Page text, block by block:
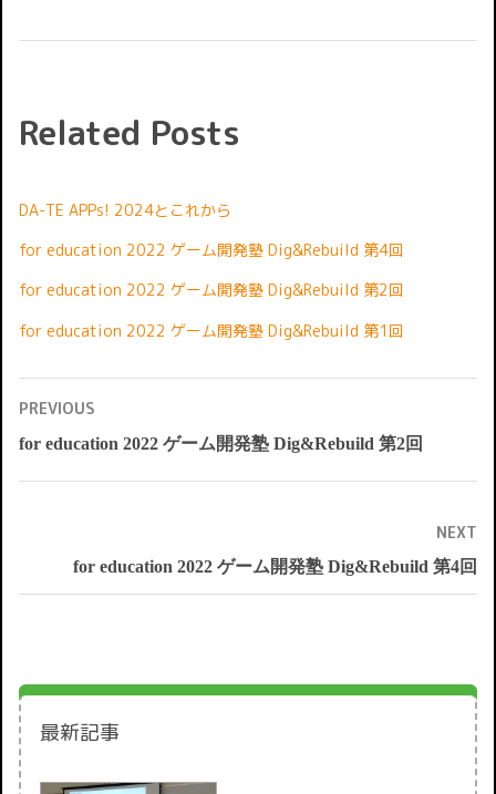
Related Posts
DA-TE APPs! 2024とこれから
for education 2022 ゲーム開発塾 Dig&Rebuild 第4回
for education 2022 ゲーム開発塾 Dig&Rebuild 第2回
for education 2022 ゲーム開発塾 Dig&Rebuild 第1回
投
稿
ビ
ー
PREVIOUS
Previous
for education 2022 ゲーム開発塾 Dig&Rebuild 第2回
NEXT
post:
for education 2022 ゲーム開発塾 Dig&Rebuild 第4回
最新記事